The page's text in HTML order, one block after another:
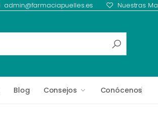
admin@farmaciapuelles.es Nuestras
Blog Consejos Conócenos